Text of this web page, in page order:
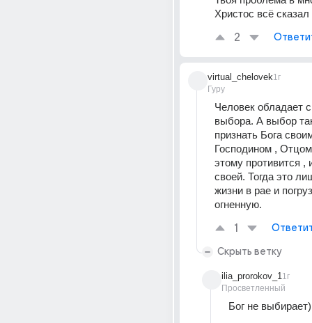
Христос всё
2
virtual_chelovek
Гуру
1г
Человек обладает
выбора. А выбор
признать Бога
Господином ,
этому противится ,
своей. Тогда это
жизни в рае и
огненную.
1
Скрыть ветку
ilia_prorokov_1
Просветленный
1г
Бог не выбирает)